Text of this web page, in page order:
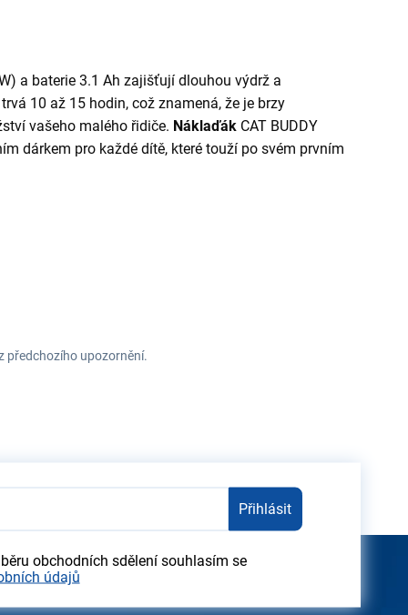
a baterie 3.1 Ah zajišťují dlouhou výdrž a
10 až 15 hodin, což znamená, že je brzy
vašeho malého řidiče. Náklaďák CAT BUDDY
dárkem pro každé dítě, které touží po svém prvním
předchozího upozornění.
Přihlásit
obchodních sdělení souhlasím se
údajů